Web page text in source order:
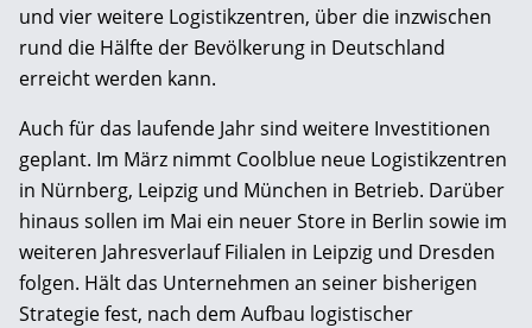
und vier weitere Logistikzentren, über die inzwischen
rund die Hälfte der Bevölkerung in Deutschland
erreicht werden kann.
Auch für das laufende Jahr sind weitere Investitionen
geplant. Im März nimmt Coolblue neue Logistikzentren
in Nürnberg, Leipzig und München in Betrieb. Darüber
hinaus sollen im Mai ein neuer Store in Berlin sowie im
weiteren Jahresverlauf Filialen in Leipzig und Dresden
folgen. Hält das Unternehmen an seiner bisherigen
Strategie fest, nach dem Aufbau logistischer